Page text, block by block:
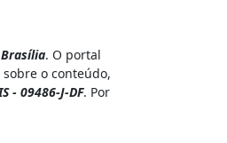
. O portal
o conteúdo,
- 09486-J-DF. Por